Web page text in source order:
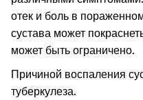
отек и боль в
сустава может
может быть ограничено.
Причиной воспаления
туберкулеза.